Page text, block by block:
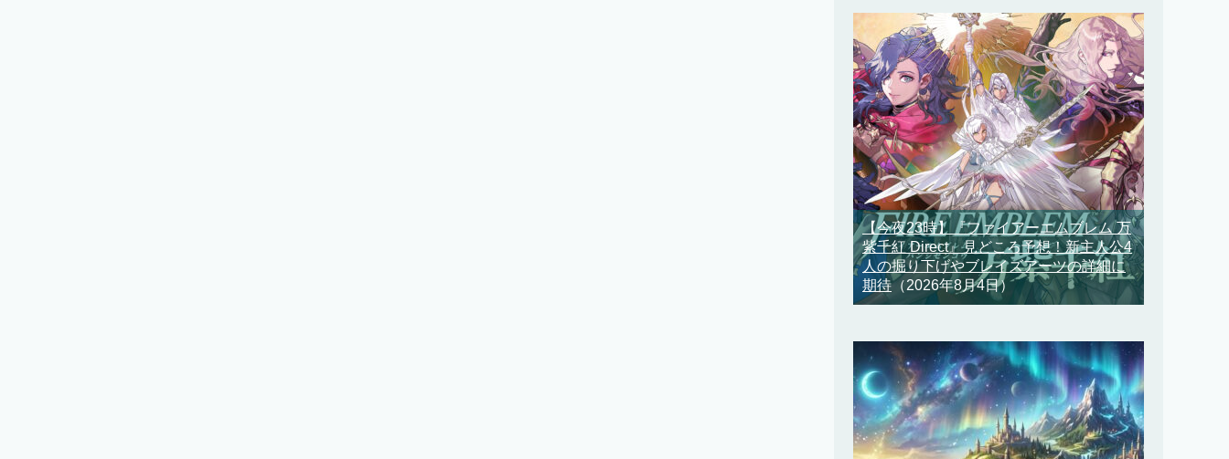
【今夜23時】『ファイアーエムブレム 万
紫千紅 Direct』見どころ予想！新主人公4
人の掘り下げやブレイズアーツの詳細に
期待（2026年8月4日）